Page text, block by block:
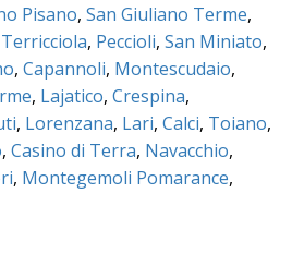
Pisano, San Giuliano Terme,
Terricciola, Peccioli, San Miniato,
, Capannoli, Montescudaio,
, Lajatico, Crespina,
, Lorenzana, Lari, Calci, Toiano,
, Casino di Terra, Navacchio,
, Montegemoli Pomarance,